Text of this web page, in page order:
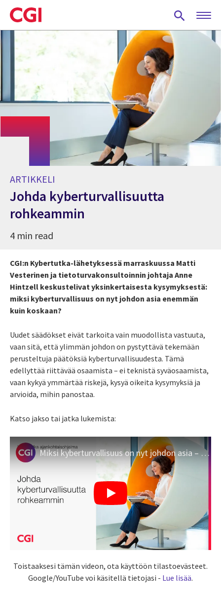
Skip
to
main
content
ARTIKKELI
Johda kyberturvallisuutta
rohkeammin
4 min read
CGI:n Kybertutka-lähetyksessä marraskuussa Matti
Vesterinen ja tietoturvakonsultoinnin johtaja Anne
Hintzell keskustelivat yksinkertaisesta kysymyksestä:
miksi kyberturvallisuus on nyt johdon asia enemmän
kuin koskaan?
Uudet säädökset eivät tarkoita vain muodollista vastuuta,
vaan sitä, että ylimmän johdon on pystyttävä tekemään
perusteltuja päätöksiä kyberturvallisuudesta. Tämä
edellyttää riittävää osaamista – ei teknistä syväosaamista,
vaan kykyä ymmärtää riskejä, kysyä oikeita kysymyksiä ja
arvioida, mihin panostaa.
Katso jakso tai jatka lukemista:
Miksi kyberturvallisuus on nyt johdon asia – enemmän kuin koskaan?
Toistaaksesi tämän videon, ota käyttöön tilastoevästeet.
Google/YouTube voi käsitellä tietojasi - Lue lisää.